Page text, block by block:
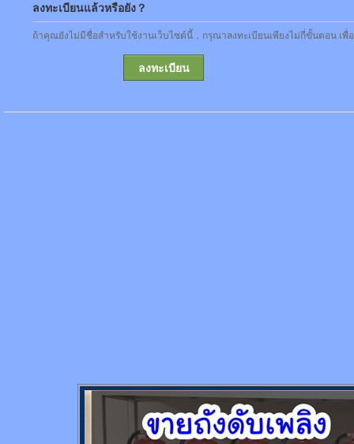
ลงทะเบียนแล้วหรือยัง？
ถ้าคุณยังไม่มีชื่อสำหรับใช้งานเว็บไซต์นี้，กรุณาลงทะเบียนเพียงไม่กี่ขั้นตอน เพื่
ลงทะเบียน